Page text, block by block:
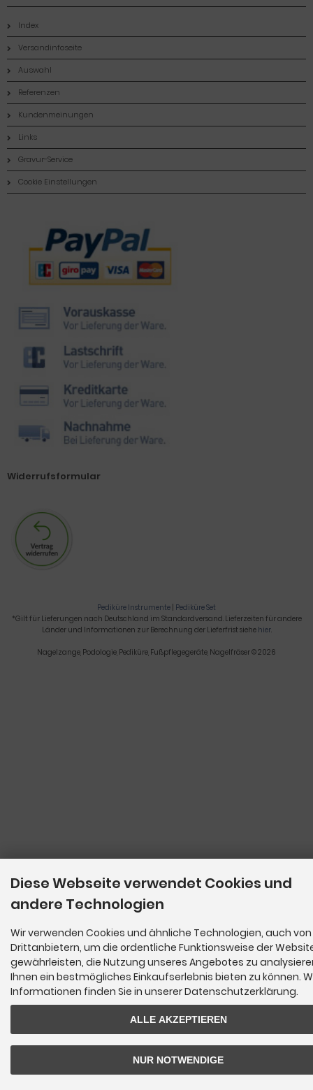
Index
Versandinfoseite
Auswahl
Referenzen
Kundenmeinungen
Links
Gravur-Service
Cookie Einstellungen
Zahlungsmethoden
Widerrufsformular
Pediküre Instrumente | Pediküre Set
*Gilt für Lieferungen nach Deutschland im Standardversand. Lieferzeiten für andere
Länder und Informationen zur Berechnung der Lieferfrist siehe hier.
Nagelzange, Podologie, Pediküre, Fußpflegegeräte, Nagelfräser © 2026
Diese Webseite verwendet Cookies und
andere Technologien
Wir verwenden Cookies und ähnliche Technologien, auch von
Drittanbietern, um die ordentliche Funktionsweise der
gewährleisten, die Nutzung unseres Angebotes zu
Ihnen ein bestmögliches Einkaufserlebnis bieten zu können.
Informationen finden Sie in unserer Datenschutzerklärung.
ALLE AKZEPTIEREN
NUR NOTWENDIGE